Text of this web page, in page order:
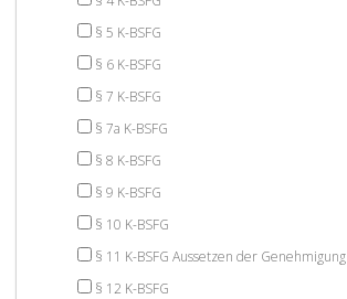
§ 5 K-BSFG
§ 6 K-BSFG
§ 7 K-BSFG
§ 7a K-BSFG
§ 8 K-BSFG
§ 9 K-BSFG
§ 10 K-BSFG
§ 11 K-BSFG Aussetzen der Genehmigung
§ 12 K-BSFG